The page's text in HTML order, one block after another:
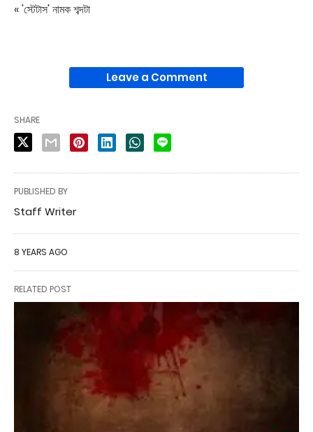
« 'স্টেটাস' নামক শব্দটা
Leave a Comment
SHARE
PUBLISHED BY
Staff Writer
8 YEARS AGO
RELATED POST